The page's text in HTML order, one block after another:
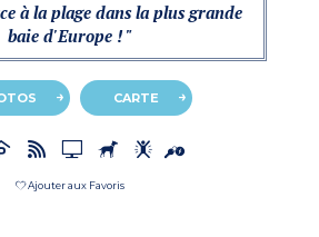
à la plage dans la plus grande
baie d'Europe ! "
CARTE
Ajouter aux Favoris